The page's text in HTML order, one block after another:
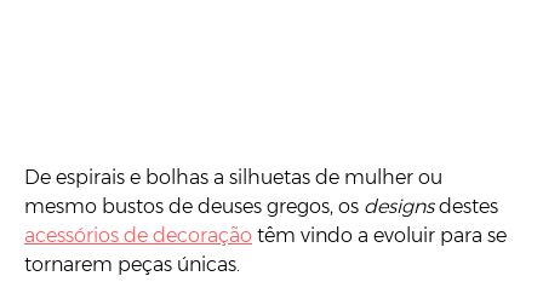
De espirais e bolhas a silhuetas de mulher ou
mesmo bustos de deuses gregos, os designsdestes
acessórios de decoração têm vindo a evoluir para se
tornarem peças únicas.